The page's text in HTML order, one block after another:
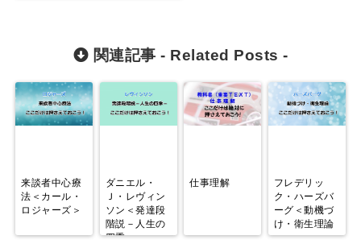
関連記事 - Related Posts -
来談者中心療
法＜カール・
ロジャーズ＞
ダニエル・
Ｊ・レヴィン
ソン＜発達段
階説－人生の
四季－＞
仕事理解
フレデリッ
ク・ハーズバ
ーグ＜動機づ
け・衛生理論
＞